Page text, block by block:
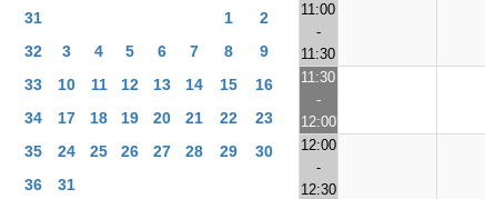
31
1
2
32
3 4 5 6 7 8
9
33
10 11 12 13 14 15
16
34
17 18 19 20 21 22
23
35
24 25 26 27 28 29
30
36
31
11:00
-
11:30
11:30
-
12:00
12:00
-
12:30